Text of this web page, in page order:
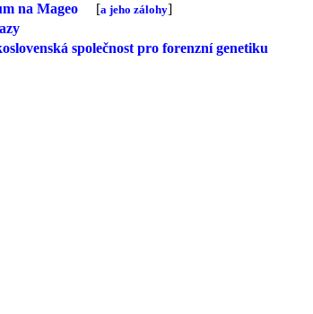
na Mageo [a jeho zálohy]
společnost pro forenzní genetiku